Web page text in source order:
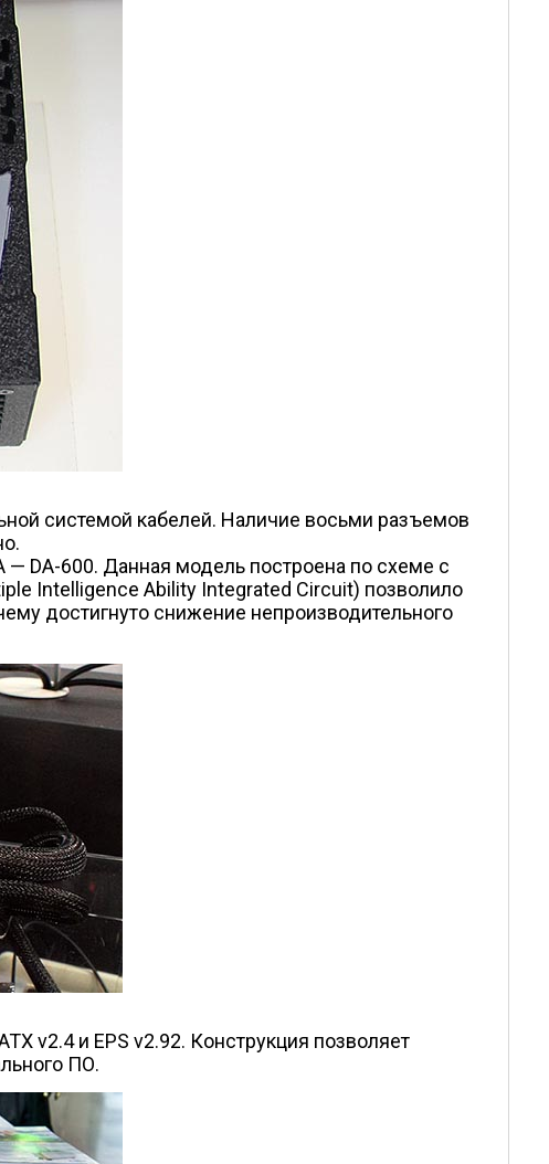
системой кабелей. Наличие восьми разъемов
DA-600. Данная модель построена по схеме с
Intelligence Ability Integrated Circuit) позволило
достигнуто снижение непроизводительного
v2.4 и EPS v2.92. Конструкция позволяет
ПО.